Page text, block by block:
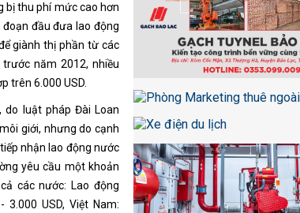
bị thu phí mức cao hơn
đầu đưa lao động
giành thị phần từ các
năm 2012, nhiều
trên 6.000 USD.
do luật pháp Đài Loan
giới, nhưng do cạnh
nhận lao động nước
yêu cầu một khoản
các nước: Lao động
3.000 USD, Việt Nam: